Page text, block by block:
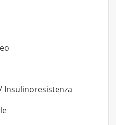
Insulinoresistenza